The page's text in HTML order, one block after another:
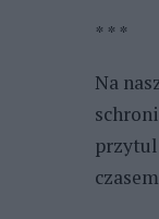
* * *
Na